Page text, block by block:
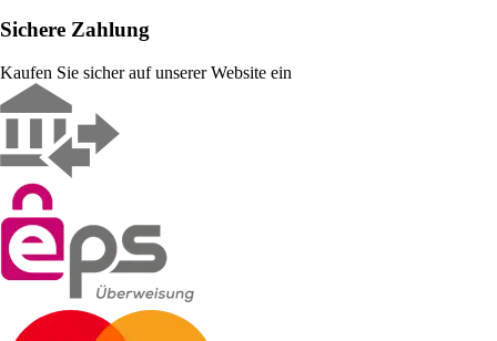
Sichere Zahlung
Kaufen Sie sicher auf unserer Website ein